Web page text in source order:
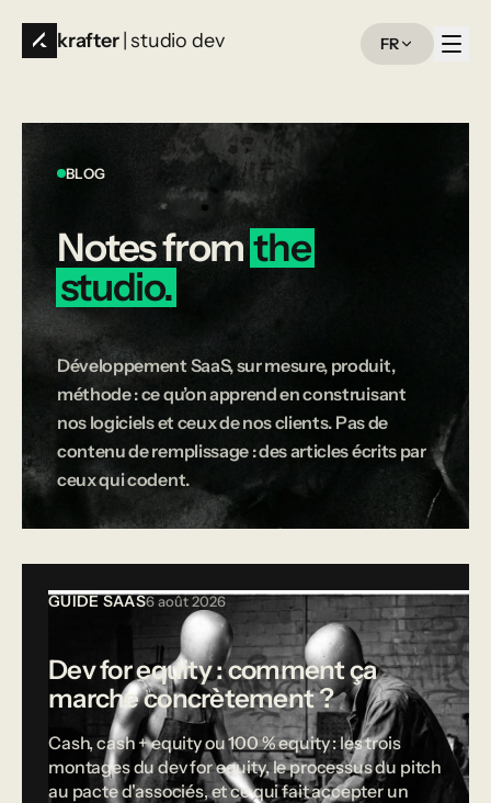
krafter | studio dev FR
BLOG
Notesfrom the
studio.
Développement SaaS, sur mesure, produit,
méthode : ce qu’on apprend en construisant
nos logiciels et ceux de nos clients. Pas de
contenu de remplissage : des articles écrits par
ceux qui codent.
GUIDE SAAS6 août 2026
Dev for equity : comment ça
marche concrètement ?
Cash, cash + equity ou 100 % equity : les trois
montages du dev for equity, le processus du pitch
au pacte d'associés, et ce qui fait accepter un